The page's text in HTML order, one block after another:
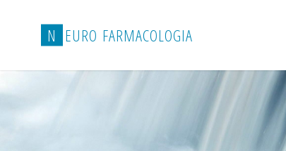
N EURO FARMACOLOGIA